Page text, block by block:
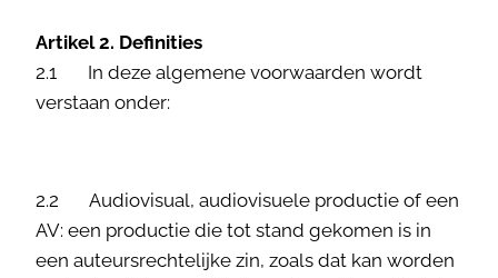
Artikel 2. Definities
2.1 In deze algemene voorwaarden wordt
verstaan onder:
2.2 Audiovisual, audiovisuele productie of een
AV: een productie die tot stand gekomen is in
een auteursrechtelijke zin, zoals dat kan worden